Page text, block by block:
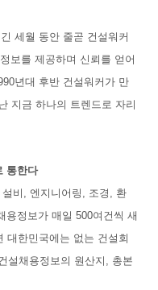
세월 동안 줄곧 건설워커
보를 제공하며 신뢰를 얻어
년대 후반 건설워커가 만
지금 하나의 트렌드로 자리
통한다
비, 엔지니어링, 조경, 환
용정보가 매일 500여건씩 새
대한민국에는 없는 건설회
설채용정보의 원산지, 총본